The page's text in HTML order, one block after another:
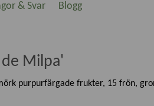
& Svar Blogg
Milpa'
purpurfärgade frukter, 15 frön,